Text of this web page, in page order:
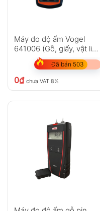
Máy đo độ ẩm Vogel
641006 (Gỗ, giấy, vật liệu
xây dựng)
Đã bán 503
0₫ chưa VAT 8%